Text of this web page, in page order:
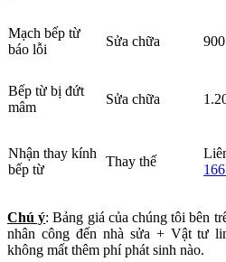
Mạch bếp từ
báo lỗi
Sửa chữa
Bếp từ bị đứt
mâm
Sửa chữa
Nhận thay kính
bếp từ
Thay thế
Chú ý: Bảng giá của chúng tôi bên
nhân công đến nhà sửa + Vật tư
không mất thêm phí phát sinh nào.